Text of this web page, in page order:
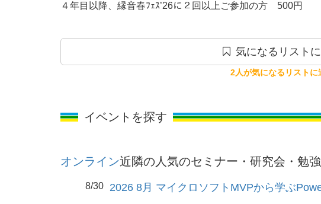
４年目以降、縁音春ﾌｪｽ’26に２回以上ご参加の方　500円
気になるリスト
2人が気になるリストに
イベントを探す
オンライン近隣の人気のセミナー・研究会・勉
8/30 2026 8月 マイクロソフトMVPから学ぶ